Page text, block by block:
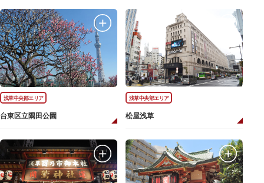
浅草中央部エリア
台東区立隅田公園
浅草中央部エリア
松屋浅草